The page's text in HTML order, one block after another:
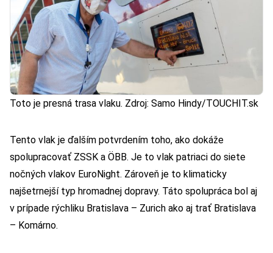
Toto je presná trasa vlaku. Zdroj: Samo Hindy/TOUCHIT.sk
Tento vlak je ďalším potvrdením toho, ako dokáže
spolupracovať ZSSK a ÖBB. Je to vlak patriaci do siete
nočných vlakov EuroNight. Zároveň je to klimaticky
najšetrnejší typ hromadnej dopravy. Táto spolupráca bol aj
v prípade rýchliku Bratislava – Zurich ako aj trať Bratislava
– Komárno.